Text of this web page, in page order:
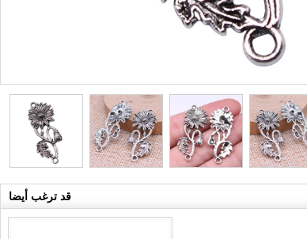
قد ترغب أيضا